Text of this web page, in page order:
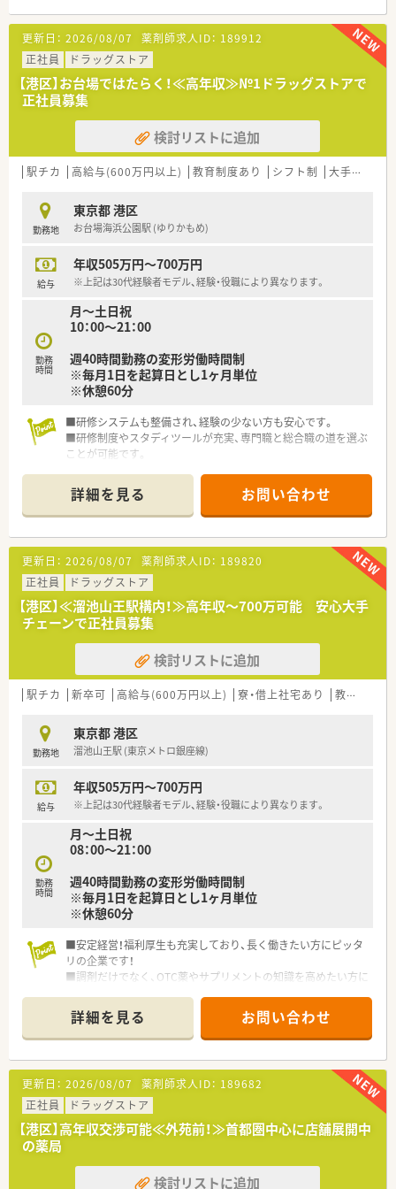
更新日： 2026/08/07 薬剤師求人ID： 189912
正社員
ドラッグストア
【港区】お台場ではたらく！≪高年収≫№1ドラッグストアで
正社員募集
検討リストに追加
駅チカ 高給与(600万円以上) 教育制度あり シフト制 大手チェーン
勤務地
東京都 港区
お台場海浜公園駅 (ゆりかもめ)
給与
年収505万円～700万円
※上記は30代経験者モデル、経験・役職により異なります。
勤務
時間
月～土日祝
10：00～21：00
週40時間勤務の変形労働時間制
※毎月1日を起算日とし1ヶ月単位
※休憩60分
■研修システムも整備され、経験の少ない方も安心です。
■研修制度やスタディツールが充実、専門職と総合職の道を選ぶ
ことが可能です。
調剤推進
・総合職：店長・調剤エリアMgr.・その他本部内全部署
◆患者層もビジネスマン～御家族連れまで幅広く、対人スキル・
コミュニケーション能力も身に付けられます。
詳細を見る お問い合わせ
更新日： 2026/08/07 薬剤師求人ID： 189820
正社員
ドラッグストア
【港区】≪溜池山王駅構内！≫高年収～700万可能 安心大手
チェーンで正社員募集
検討リストに追加
駅チカ 新卒可 高給与(600万円以上) 寮・借上社宅あり 教育制度あり
勤務地
東京都 港区
溜池山王駅 (東京メトロ銀座線)
給与
年収505万円～700万円
※上記は30代経験者モデル、経験・役職により異なります。
勤務
時間
月～土日祝
08：00～21：00
週40時間勤務の変形労働時間制
※毎月1日を起算日とし1ヶ月単位
※休憩60分
■安定経営！福利厚生も充実しており、長く働きたい方にピッタ
リの企業です！
■調剤だけでなく、OTC薬やサプリメントの知識を高めたい方に
■未経験の方でも人とコミュニケーションをとるのが好き、とい
う方にはお勧めの職場です。もちろんコミュ力に自身のある方
も高年収が狙えます。
■プライベートブランドの評価も高い有名ドラッグで働くチャ
ンスです！
■この求人はプレミア高収入求人特集に掲載中です■
詳細を見る お問い合わせ
更新日： 2026/08/07 薬剤師求人ID： 189682
正社員
ドラッグストア
【港区】高年収交渉可能≪外苑前！≫首都圏中心に店舗展開中
の薬局
検討リストに追加